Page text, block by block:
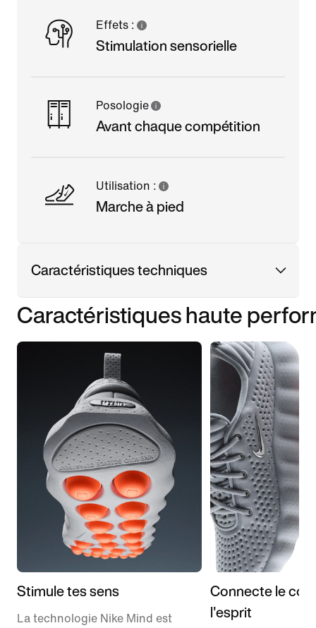
Effets :
Stimulation sensorielle
Posologie
Avant chaque compétition
Utilisation :
Marche à pied
Caractéristiques techniques
Caractéristiques haute
Stimule tes sens
La technologie Nike Mind est
Connecte le
l'esprit